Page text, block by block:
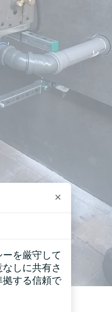
×
を厳守して
しに共有さ
する信頼で